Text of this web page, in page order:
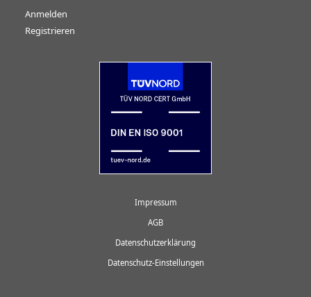
Anmelden
Registrieren
Impressum
AGB
Datenschutzerklärung
Datenschutz-Einstellungen